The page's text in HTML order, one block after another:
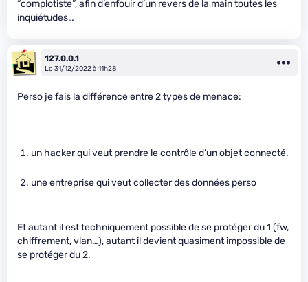
“complotiste”, afin d’enfouir d’un revers de la main toutes les
inquiétudes…
127.0.0.1
Le 31/12/2022 à 11h28
Perso je fais la différence entre 2 types de menace:
un hacker qui veut prendre le contrôle d’un objet connecté.
une entreprise qui veut collecter des données perso
Et autant il est techniquement possible de se protéger du 1 (fw,
chiffrement, vlan…), autant il devient quasiment impossible de
se protéger du 2.